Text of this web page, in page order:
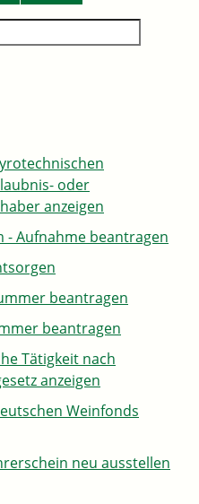
oder
anzeigen
- Aufnahme beantragen
beantragen
beantragen
Tätigkeit nach
anzeigen
Weinfonds
neu ausstellen